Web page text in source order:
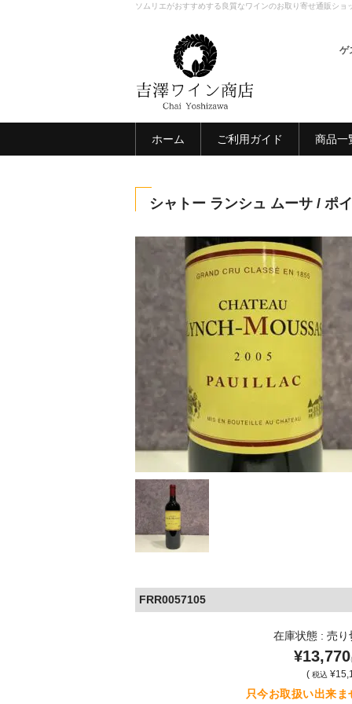
ソムリエがおすすめする良質なワインのお取り寄せ通販シ
ゲ
ホーム ご利用ガイド 商品一
シャトー ランシュ ムーサ / ポ
FRR0057105
在庫状態 : 売り
¥13,770
( 税込
只今お取扱い出来ま